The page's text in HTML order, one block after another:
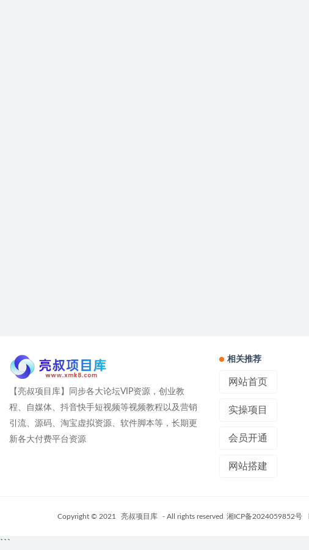
【亮叔项目库】同步各大论坛VIP资源，创业教
程、自媒体、抖音快手短视频等视频教程以及营销
引流、源码、淘宝虚拟资源、软件脚本等，长期更
新各大付费平台资源
相关推荐
网站首页
实操项目
会员开通
网站搭建
Copyright © 2021 亮叔项目库 - All rights reserved 湘ICP备2024059852号
```